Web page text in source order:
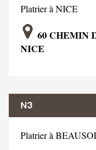
Platrier à NICE
60 CHEMIN
NICE
N3
Platrier à